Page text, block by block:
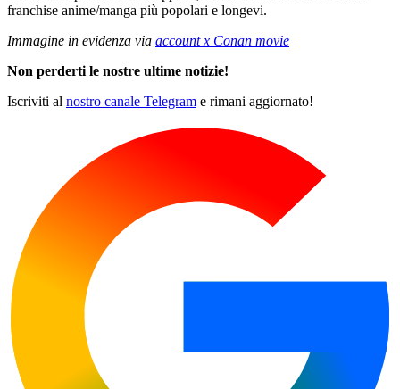
franchise anime/manga più popolari e longevi.
Immagine in evidenza via account x Conan movie
Non perderti le nostre ultime notizie!
Iscriviti al nostro canale Telegram e rimani aggiornato!